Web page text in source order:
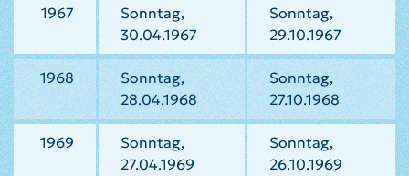
1967
Sonntag,
30.04.1967
Sonntag,
29.10.1967
1968
Sonntag,
28.04.1968
Sonntag,
27.10.1968
1969
Sonntag,
27.04.1969
Sonntag,
26.10.1969